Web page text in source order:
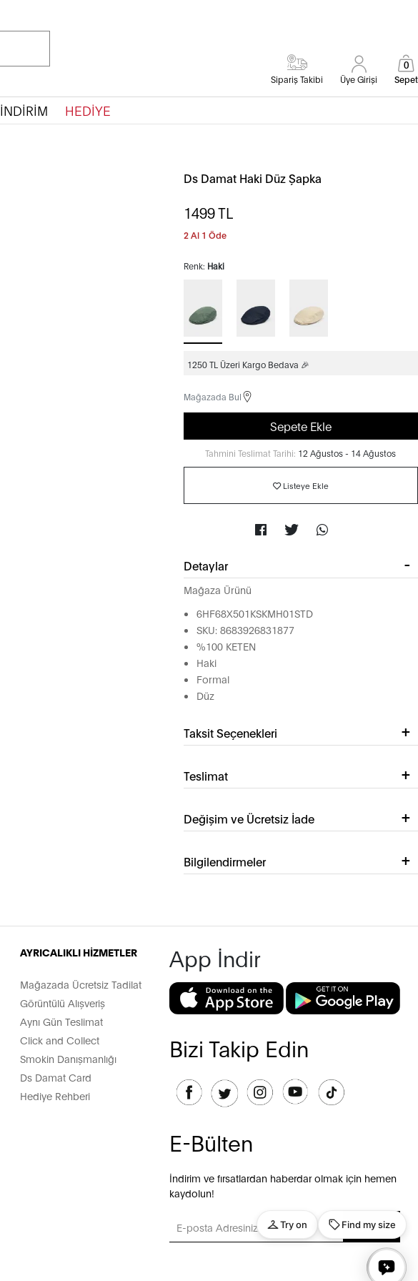
Sipariş Takibi Üye Girişi Sepet
0
İNDİRİM HEDİYE
Ds Damat Haki Düz Şapka
1499TL
2 Al 1 Öde
Renk: Haki
1250 TL Üzeri Kargo Bedava 🎉
Mağazada Bul
Sepete Ekle
Tahmini Teslimat Tarihi: 12 Ağustos - 14 Ağustos
Listeye Ekle
Detaylar
Mağaza Ürünü
6HF68X501KSKMH01STD
SKU: 8683926831877
%100 KETEN
Haki
Formal
Düz
Taksit Seçenekleri
Teslimat
Değişim ve Ücretsiz İade
Bilgilendirmeler
AYRICALIKLI HİZMETLER
Mağazada Ücretsiz Tadilat
Görüntülü Alışveriş
Aynı Gün Teslimat
Click and Collect
Smokin Danışmanlığı
Ds Damat Card
Hediye Rehberi
App İndir
Bizi Takip Edin
E-Bülten
İndirim ve fırsatlardan haberdar olmak için hemen
kaydolun!
GÖNDER